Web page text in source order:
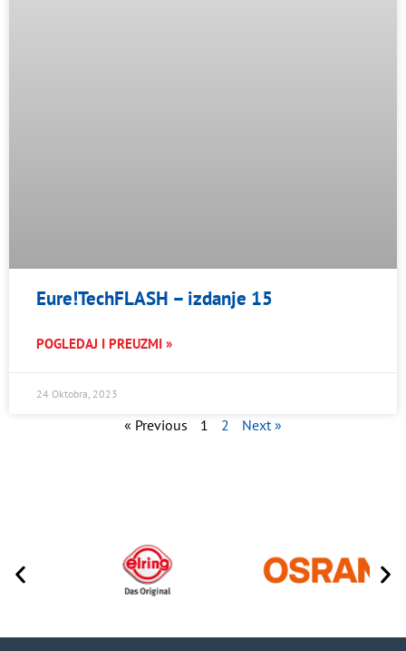
Eure!TechFLASH – izdanje 15
POGLEDAJ I PREUZMI »
24 Oktobra, 2023
« Previous 1 2 Next »